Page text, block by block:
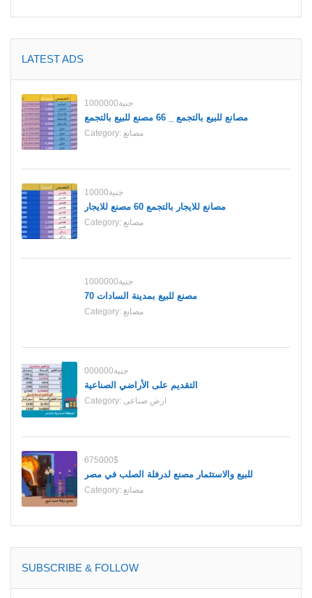
LATEST ADS
1000000جنية
مصانع للبيع بالتجمع _ 66 مصنع للبيع بالتجمع
Category: مصانع
10000جنية
مصانع للايجار بالتجمع 60 مصنع للايجار
Category: مصانع
1000000جنية
70 مصنع للبيع بمدينة السادات
Category: مصانع
000000جنية
التقديم على الأراضي الصناعية
Category: ارض صناعى
675000$
للبيع والاستثمار مصنع لدرفلة الصلب في مصر
Category: مصانع
SUBSCRIBE & FOLLOW